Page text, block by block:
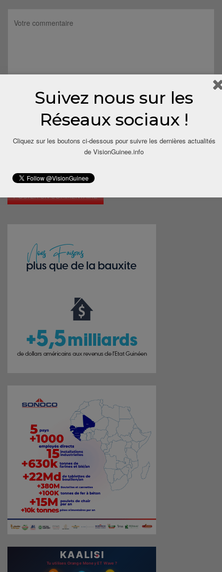
time I comment.
Suivez nous sur les
Réseaux sociaux !
Cliquez sur les boutons ci-dessous pour suivre les dernières actualités
de VisionGuinee.info